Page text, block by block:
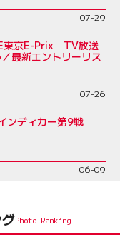
07-29
東京E-Prix TV放送
最新エントリーリス
07-26
ンディカー第9戦
06-09